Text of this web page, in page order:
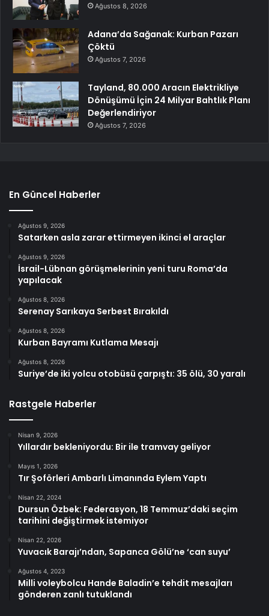
Ağustos 8, 2026
Adana’da Sağanak: Kurban Pazarı
Çöktü
Ağustos 7, 2026
Tayland, 80.000 Aracın Elektrikliye
Dönüşümü İçin 24 Milyar Bahtlık Planı
Değerlendiriyor
Ağustos 7, 2026
En Güncel Haberler
Ağustos 9, 2026
Satarken asla zarar ettirmeyen ikinci el araçlar
Ağustos 9, 2026
İsrail-Lübnan görüşmelerinin yeni turu Roma’da
yapılacak
Ağustos 8, 2026
Serenay Sarıkaya Serbest Bırakıldı
Ağustos 8, 2026
Kurban Bayramı Kutlama Mesajı
Ağustos 8, 2026
Suriye’de iki yolcu otobüsü çarpıştı: 35 ölü, 30 yaralı
Rastgele Haberler
Nisan 9, 2026
Yıllardır bekleniyordu: Bir ile tramvay geliyor
Mayıs 1, 2026
Tır Şoförleri Ambarlı Limanında Eylem Yaptı
Nisan 22, 2024
Dursun Özbek: Federasyon, 18 Temmuz’daki seçim
tarihini değiştirmek istemiyor
Nisan 22, 2026
Yuvacık Barajı’ndan, Sapanca Gölü’ne ‘can suyu’
Ağustos 4, 2023
Milli voleybolcu Hande Baladin’e tehdit mesajları
gönderen zanlı tutuklandı